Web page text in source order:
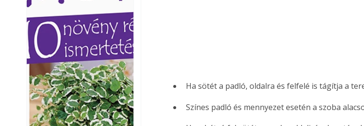
Ha sötét a padló, oldalra és felfelé is tágítja a
Színes padló és mennyezet esetén a szoba